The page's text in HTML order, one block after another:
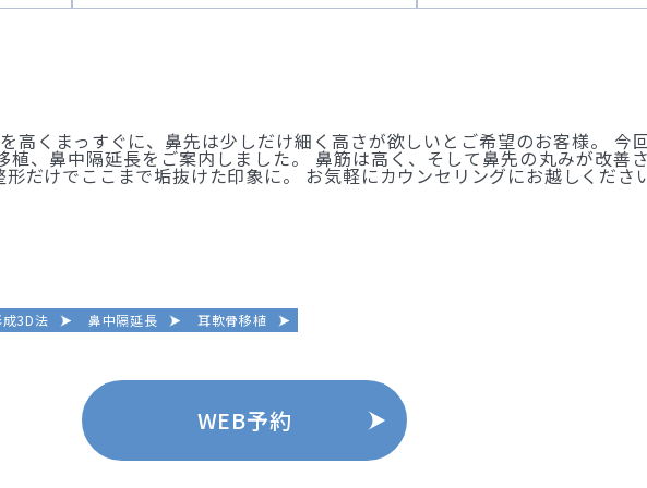
高くまっすぐに、鼻先は少しだけ細く高さが欲しいとご希望のお客様。 今
、鼻中隔延長をご案内しました。 鼻筋は高く、そして鼻先の丸みが改善
だけでここまで垢抜けた印象に。 お気軽にカウンセリングにお越しくださ
3D法 鼻中隔延長 耳軟骨移植
WEB予約